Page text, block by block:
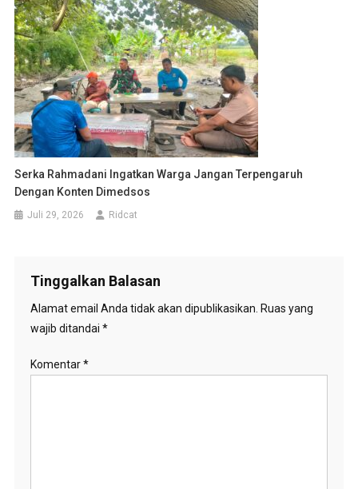
Serka Rahmadani Ingatkan Warga Jangan Terpengaruh
Dengan Konten Dimedsos
Juli 29, 2026 Ridcat
Tinggalkan Balasan
Alamat email Anda tidak akan dipublikasikan. Ruas yang
wajib ditandai *
Komentar*